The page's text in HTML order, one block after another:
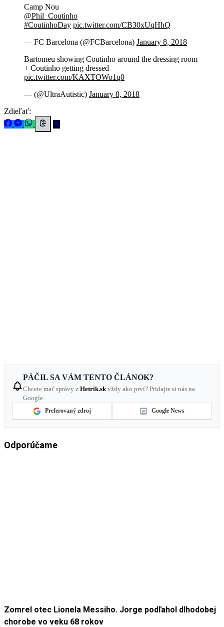
Camp Nou
@Phil_Coutinho
#CoutinhoDay pic.twitter.com/CB30xUqHhQ
— FC Barcelona (@FCBarcelona) January 8, 2018
Bartomeu showing Coutinho around the dressing room
+ Coutinho getting dressed
pic.twitter.com/KAXTOWo1q0
— (@UltraAutistic) January 8, 2018
Zdieľať:
PÁČIL SA VÁM TENTO ČLÁNOK?
Chcete mať správy z Hetrik.sk vždy ako prví? Pridajte si nás na
Google.
Preferovaný zdroj Google News
Odporúčame
Zomrel otec Lionela Messiho. Jorge podľahol dlhodobej
chorobe vo veku 68 rokov